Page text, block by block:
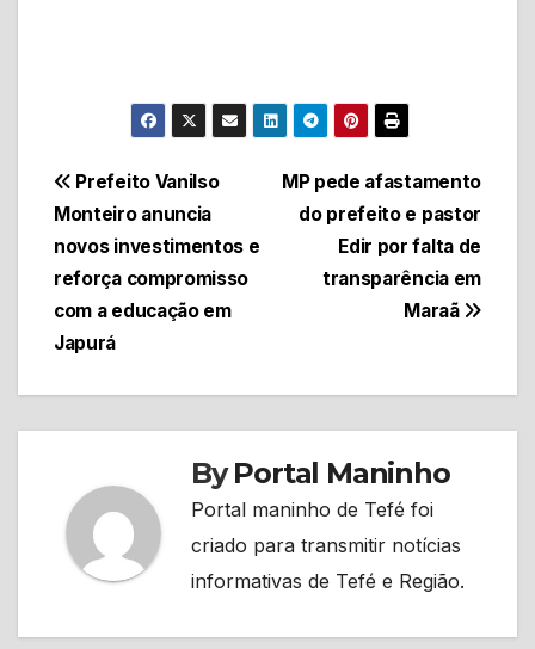
Navegação
de
Post
MP pede afastamento
do prefeito e pastor
Edir por falta de
transparência em
Maraã
Prefeito Vanilso
Monteiro anuncia
novos investimentos e
reforça compromisso
com a educação em
Japurá
ByPortal Maninho
Portal maninho de Tefé foi
criado para transmitir notícias
informativas de Tefé e Região.